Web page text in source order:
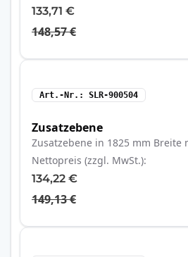
133,71 €
148,57 €
Art.-Nr. SLR-900504
Zusatzebene
Zusatzebene in 1825 mm Breite
Nettopreis (zzgl. MwSt.)
134,22 €
149,13 €